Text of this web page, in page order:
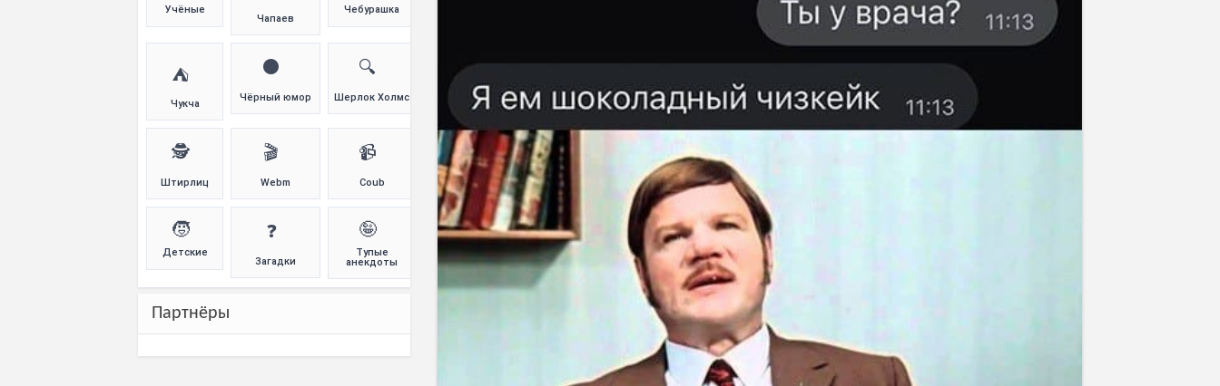
Учёные
Чапаев
Чебурашка
⛺
Чукча
⚫
Чёрный юмор
🔍
Шерлок Холмс
🕵️
Штирлиц
🎬
Webm
📹
Coub
🧒
Детские
❓
Загадки
🤪
Тупые
анекдоты
Партнёры